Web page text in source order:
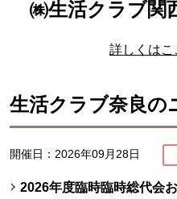
㈱生活クラブ関
詳しくはこ
生活クラブ奈良の
開催日：2026年09月28日
2026年度臨時臨時総代会